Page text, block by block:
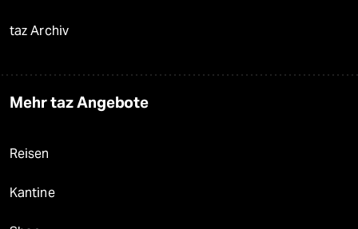
taz Archiv
Mehr taz Angebote
Reisen
Kantine